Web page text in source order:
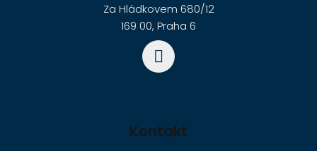
Za Hládkovem 680/12
169 00, Praha 6
Kontakt